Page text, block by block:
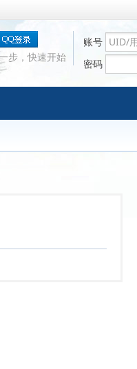
账号
密码
步，快速开始